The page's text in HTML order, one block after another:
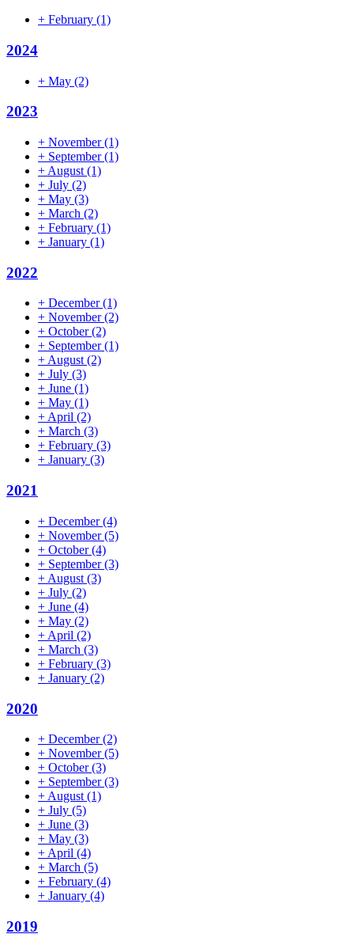
+ February (1)
2024
+ May (2)
2023
+ November(1)
+ September(1)
+ August (1)
+ July (2)
+ May (3)
+ March (2)
+ February (1)
+ January (1)
2022
+ December(1)
+ November(2)
+ October(2)
+ September(1)
+August(2)
+ July (3)
+ June (1)
+ May (1)
+April (2)
+ March (3)
+ February (3)
+ January (3)
2021
+ December(4)
+ November(5)
+ October(4)
+ September(3)
+ August (3)
+ July (2)
+ June (4)
+ May (2)
+ April (2)
+ March (3)
+ February (3)
+ January (2)
2020
+ December(2)
+ November(5)
+ October(3)
+ September(3)
+ August (1)
+ July (5)
+ June (3)
+ May (3)
+ April (4)
+ March (5)
+ February (4)
+ January (4)
2019